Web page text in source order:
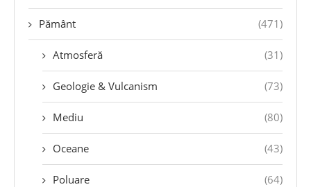
Pământ (471)
Atmosferă (31)
Geologie & Vulcanism (73)
Mediu (80)
Oceane (43)
Poluare (64)